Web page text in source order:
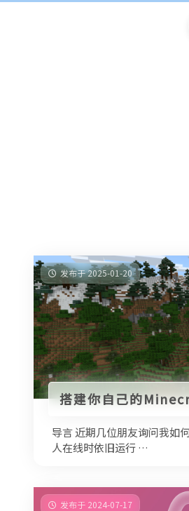
发布于 2025-01-20
搭建你自己的
导言 近期几位朋友询问我如
人在线时依旧运行 …
发布于 2024-07-17